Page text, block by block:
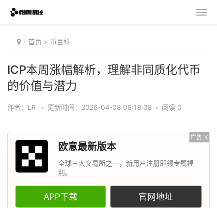
首页 > 币百科
ICP本周涨幅解析，理解非同质化代币
的价值与潜力
作者：LR • 更新时间：2026-04-08 06:18:38 • 阅读 0
广告 X
欧意最新版本
全球三大交易所之一，新用户注册即领专属福
利。
APP下载 官网地址